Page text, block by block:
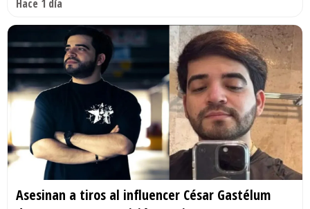
Hace 1 día
Asesinan a tiros al influencer César Gastélum